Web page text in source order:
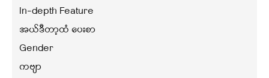
In-depth Feature
အယ်ဒီတာ့ထံ ပေးစာ
Gender
ကဗျာ